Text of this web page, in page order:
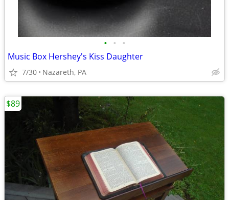
• • •
Music Box Hershey's Kiss Daughter
7/30 Nazareth, PA
$89